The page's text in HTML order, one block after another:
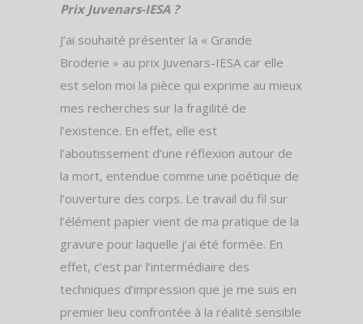
Prix Juvenars-IESA ?
J’ai souhaité présenter la « Grande
Broderie » au prix Juvenars-IESA car elle
est selon moi la pièce qui exprime au mieux
mes recherches sur la fragilité de
l’existence. En effet, elle est
l’aboutissement d’une réflexion autour de
la mort, entendue comme une poétique de
l’ouverture des corps. Le travail du fil sur
l’élément papier vient de ma pratique de la
gravure pour laquelle j’ai été formée. En
effet, c’est par l’intermédiaire des
techniques d’impression que je me suis en
premier lieu confrontée à la réalité sensible